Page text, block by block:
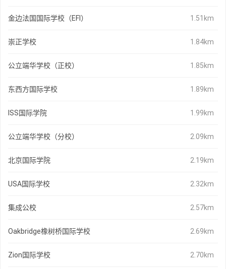
金边法国国际学校（EFI） 1.51km
崇正学校 1.84km
公立端华学校（正校） 1.85km
东西方国际学校 1.89km
ISS国际学院 1.99km
公立端华学校（分校） 2.09km
北京国际学院 2.19km
USA国际学校 2.32km
集成公校 2.57km
Oakbridge橡树桥国际学校 2.69km
Zion国际学校 2.70km